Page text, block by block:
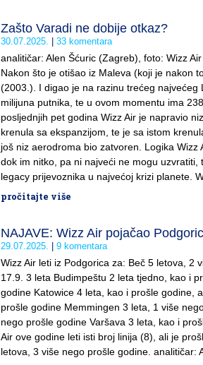
Zašto Varadi ne dobije otkaz?
30.07.2025. 33 komentara
analitičar: Alen Šćuric (Zagreb), foto: Wizz
Nakon što je otišao iz Maleva (koji je nakon
(2003.). I digao je na razinu trećeg
milijuna putnika, te u ovom momentu ima
posljednjih pet godina Wizz Air je napravio
krenula sa ekspanzijom, te je sa istom
još niz aerodroma bio zatvoren. Logika Wizz
dok im nitko, pa ni najveći ne mogu
legacy prijevoznika u najvećoj krizi planete.
pročitajte više
NAJAVE: Wizz Air pojačao
29.07.2025. 9 komentara
Wizz Air leti iz Podgorica za: Beč 5 letova, 2
17.9. 3 leta Budimpeštu 2 leta tjedno, kao i
godine Katowice 4 leta, kao i prošle godine,
prošle godine Memmingen 3 leta, 1 više
nego prošle godine Varšava 3 leta, kao i
Air ove godine leti isti broj linija (8), ali je
letova, 3 više nego prošle godine. analitičar: